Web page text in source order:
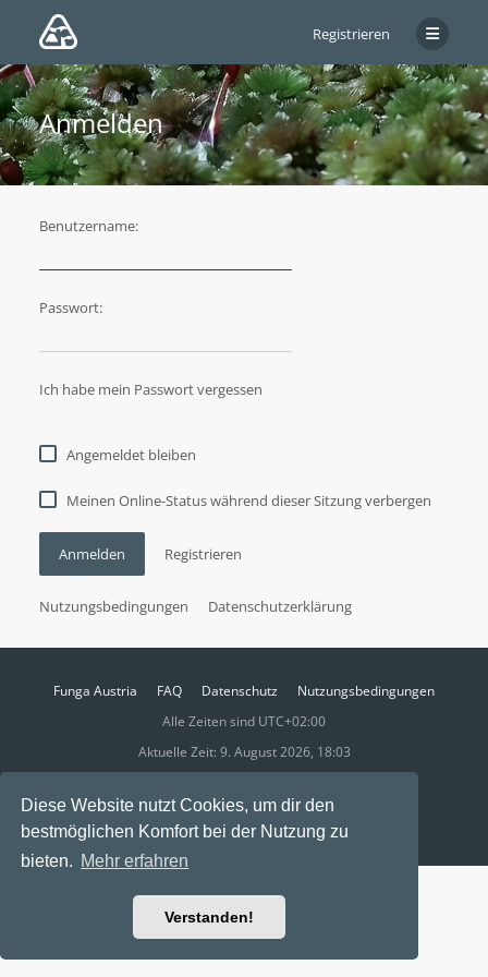
Diese Website nutzt Cookies, um dir den
bestmöglichen Komfort bei der Nutzung zu
bieten. Mehr erfahren
Verstanden!
Registrieren
Anmelden
Benutzername:
Passwort:
Ich habe mein Passwort vergessen
Angemeldet bleiben
Meinen Online-Status während dieser Sitzung verbergen
Anmelden Registrieren
Nutzungsbedingungen Datenschutzerklärung
Funga Austria FAQ Datenschutz
Nutzungsbedingungen
Alle Zeiten sind UTC+02:00
Aktuelle Zeit: 9. August 2026, 18:03
Ravaio Theme byGramziu